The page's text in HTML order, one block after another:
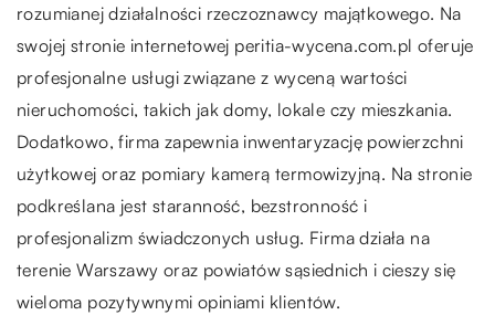
rozumianej działalności rzeczoznawcy majątkowego. Na
swojej stronie internetowej peritia-wycena.com.pl oferuje
profesjonalne usługi związane z wyceną wartości
nieruchomości, takich jak domy, lokale czy mieszkania.
Dodatkowo, firma zapewnia inwentaryzację powierzchni
użytkowej oraz pomiary kamerą termowizyjną. Na stronie
podkreślana jest staranność, bezstronność i
profesjonalizm świadczonych usług. Firma działa na
terenie Warszawy oraz powiatów sąsiednich i cieszy się
wieloma pozytywnymi opiniami klientów.